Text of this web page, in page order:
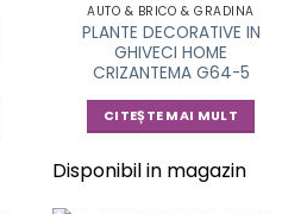
AUTO & BRICO & GRADINA
PLANTE DECORATIVE IN
GHIVECI HOME
CRIZANTEMA G64-5
CITEȘTE MAI MULT
Disponibil in magazin